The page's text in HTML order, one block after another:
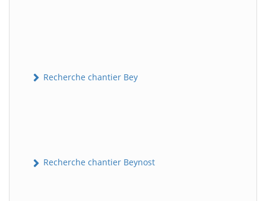
Recherche chantier Bey
Recherche chantier Beynost